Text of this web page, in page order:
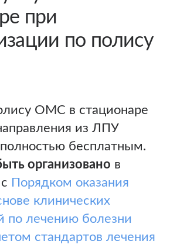
при
по полису
ОМС в стационаре
из ЛПУ
бесплатным.
организовано в
Порядком оказания
клинических
по лечению болезни
стандартов лечения